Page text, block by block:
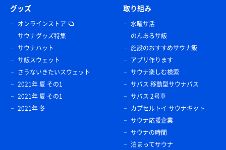
グッズ
オンラインストア
サウナグッズ特集
サウナハット
サ飯スウェット
さうないきたいスウェット
2021年 夏 その1
2021年 夏 その1
2021年 冬
取り組み
水曜サ活
のんあるサ飯
施設のおすすめサウナ飯
アプリ作ります
サウナ楽しむ検索
サバス 移動型サウナバス
サバス 2号車
カプセルトイ サウナキット
サウナ応援企業
サウナの時間
泊まってサウナ